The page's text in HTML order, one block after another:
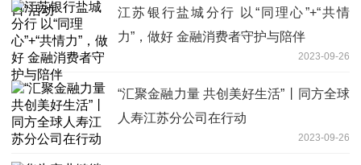
江苏银行盐城分行 以“同理心”+“共情
力”，做好 金融消费者守护与陪伴
2023-09-26
“汇聚金融力量 共创美好生活”丨同方全球
人寿江苏分公司在行动
2023-09-26